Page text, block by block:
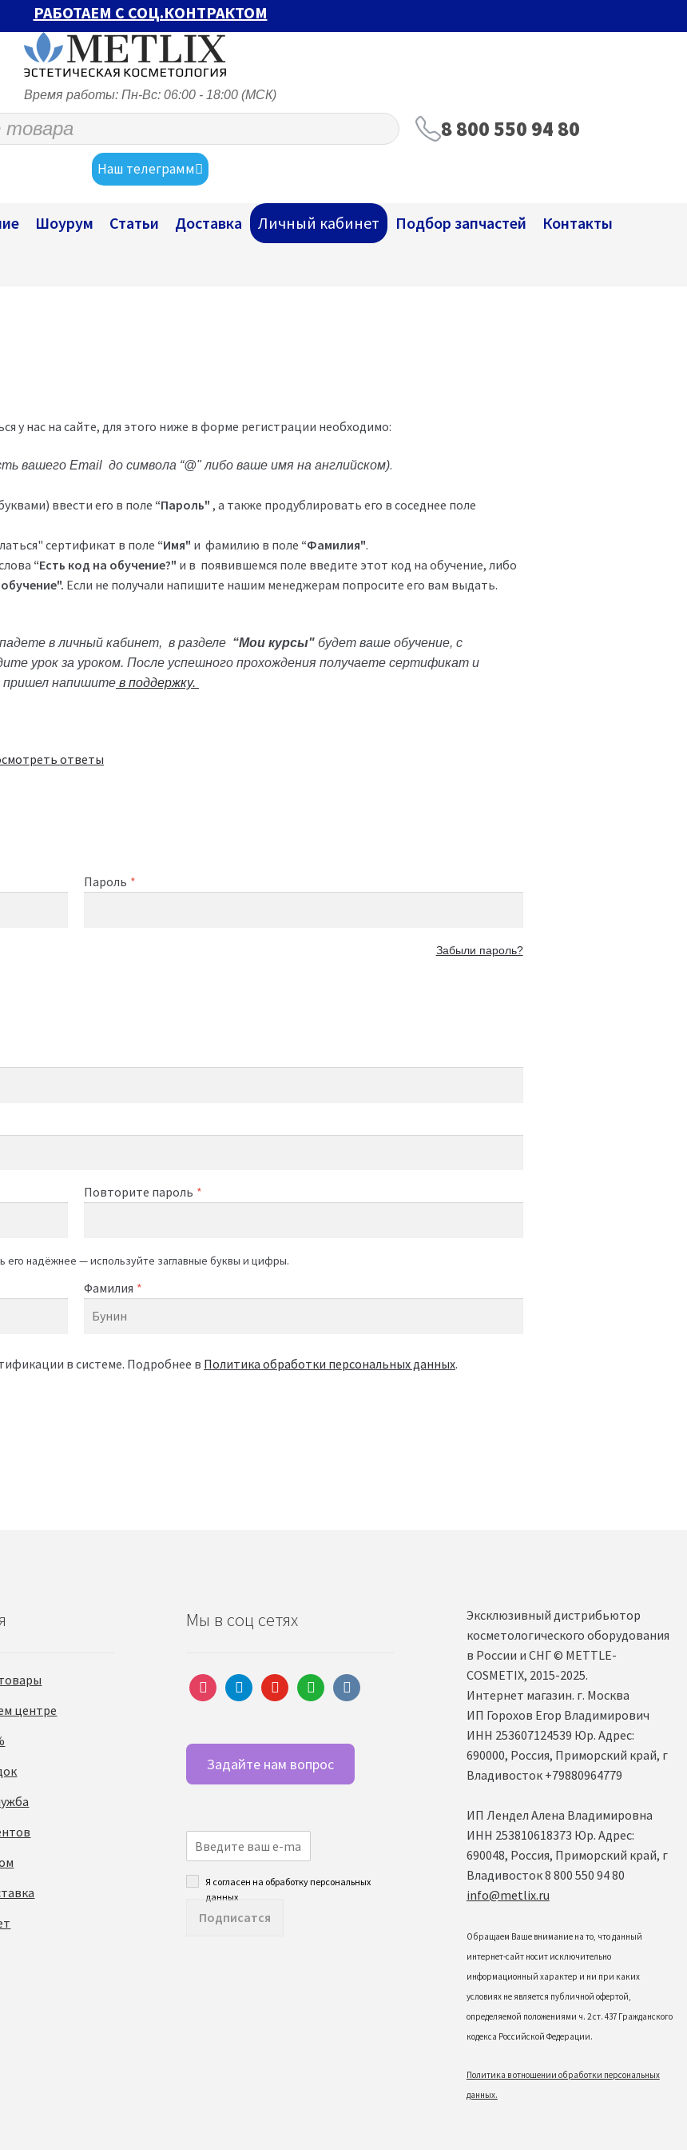
РАБОТАЕМ С СОЦ.КОНТРАКТОМ
Время работы: Пн-Вс: 06:00 - 18:00 (МСК)
8 800 550 94 80
Наш телеграмм
Шоурум Статьи Доставка Личный кабинет Подбор запчастей
Контакты
у нас на сайте, для этого ниже в форме регистрации необходимо:
вашего Email до символа “@" либо ваше имя на английском).
ввести его в поле “Пароль" , а также продублировать его в соседнее поле
сертификат в поле “Имя" и фамилию в поле “Фамилия".
“Есть код на обучение?" и в появившемся поле введите этот код на обучение, либо
Если не получали напишите нашим менеджерам попросите его вам выдать.
в личный кабинет, в разделе “Мои курсы" будет ваше обучение, с
урок за уроком. После успешного прохождения получаете сертификат и
пришел напишите в поддержку.
ответы
Пароль *
Забыли пароль?
Повторите пароль *
надёжнее — используйте заглавные буквы и цифры.
Фамилия *
в системе. Подробнее в Политика обработки персональных данных.
центре
Мы в соц сетях
instagramtelegramyoutubewhatsappvkontakte
Задайте нам вопрос
Я согласен на обработку персональных
данных
Подписатся
Эксклюзивный дистрибьютор
косметологического оборудования
в России и СНГ ©️ METTLE-
COSMETIX, 2015-2025.
Интернет магазин. г. Москва
ИП Горохов Егор Владимирович
ИНН 253607124539 Юр. Адрес:
690000, Россия, Приморский край, г
Владивосток +79880964779
ИП Лендел Алена Владимировна
ИНН 253810618373 Юр. Адрес:
690048, Россия, Приморский край, г
Владивосток 8 800 550 94 80
info@metlix.ru
Обращаем Ваше внимание на то, что данный
интернет-сайт носит исключительно
информационный характер и ни при каких
условиях не является публичной офертой,
определяемой положениями ч. 2 ст. 437 Гражданского
кодекса Российской Федерации.
Политика в отношении обработки персональных
данных.